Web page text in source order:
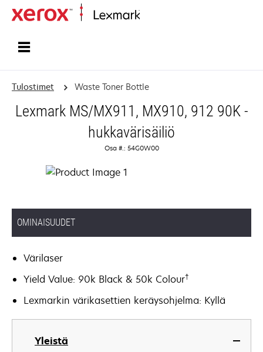
Tulostimet Waste Toner Bottle
Lexmark MS/MX911, MX910, 912 90K -
hukkavärisäiliö
Osa #.: 54G0W00
OMINAISUUDET
Värilaser
Yield Value: 90k Black & 50k Colour†
Lexmarkin värikasettien keräysohjelma: Kyllä
Yleistä